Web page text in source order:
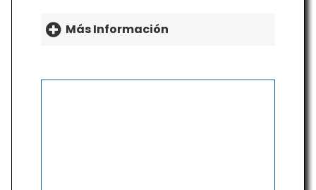
Más Información